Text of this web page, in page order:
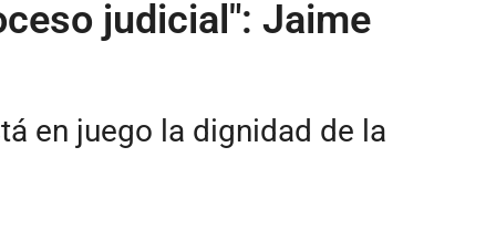
judicial": Jaime
en juego la dignidad de la